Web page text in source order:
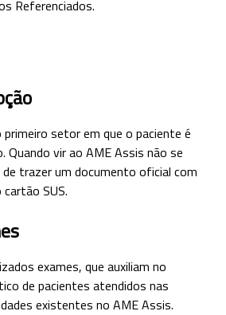
Referenciados.
primeiro setor em que o paciente é
Quando vir ao AME Assis não se
de trazer um documento oficial com
SUS.
exames, que auxiliam no
de pacientes atendidos nas
existentes no AME Assis.